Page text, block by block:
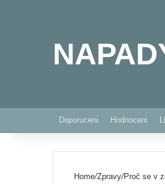
Doporuceni Hodnoceni
Home/Zpravy/Proč se v